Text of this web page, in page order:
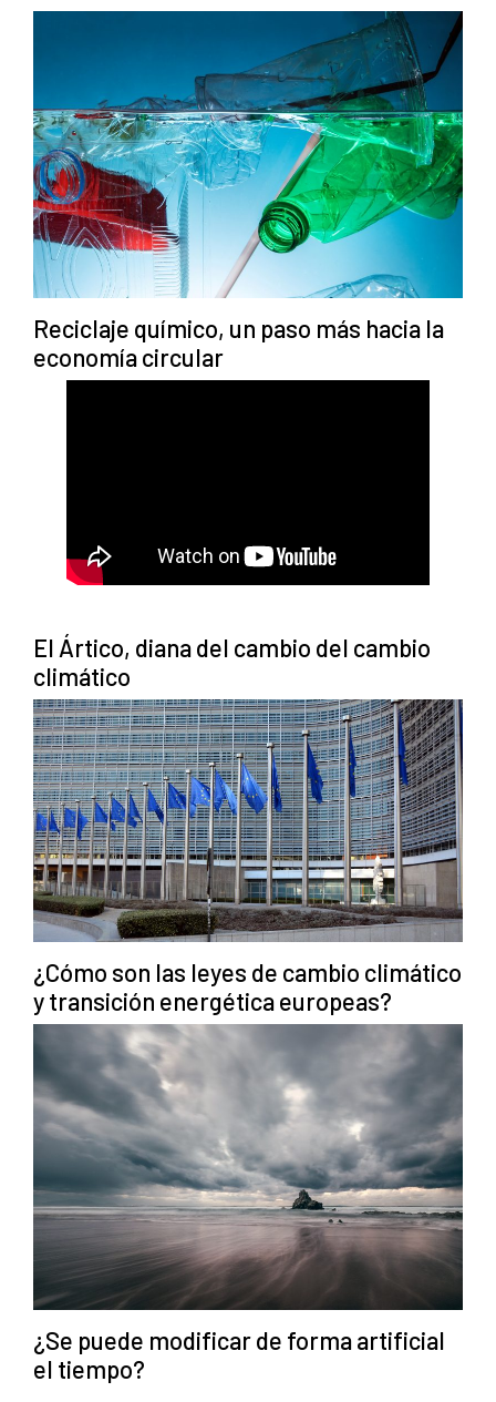
Reciclaje químico, un paso más hacia la
economía circular
El Ártico, diana del cambio del cambio
climático
¿Cómo son las leyes de cambio climático
y transición energética europeas?
¿Se puede modificar de forma artificial
el tiempo?